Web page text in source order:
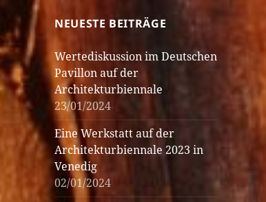
NEUESTE BEITRÄGE
Wertediskussion im Deutschen
Pavillon auf der
Architekturbiennale
23/01/2024
Eine Werkstatt auf der
Architekturbiennale 2023 in
Venedig
02/01/2024